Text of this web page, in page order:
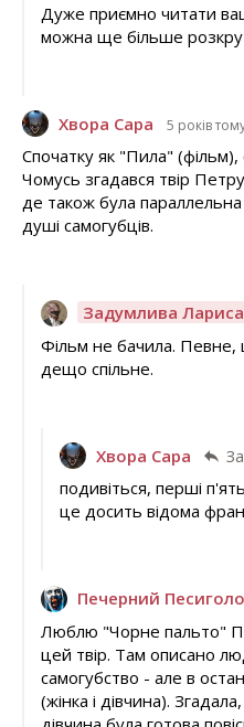
Дуже приємно читати
можна ще більше
Хвора Сара 5 років
Спочатку як "Пила"
Чомусь згадався твір
де також була параллельна
душі самогубців.
Задумлива Лариса
Фільм не бачила. Певне,
дещо спільне.
Хвора Сара
подивіться, перші
це досить відома
Печерний
Люблю "Чорне пальто"
цей твір. Там описано
самогубство - але в
(жінка і дівчина).